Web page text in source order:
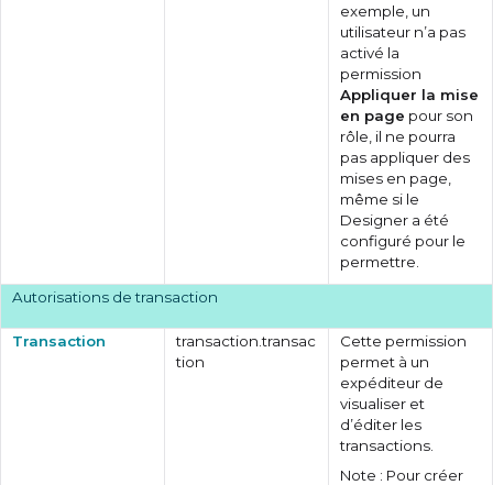
exemple, un
utilisateur n’a pas
activé la
permission
Appliquer la mise
en page pour son
rôle, il ne pourra
pas appliquer des
mises en page,
même si le
Designer a été
configuré pour le
permettre.
Autorisations de transaction
Transaction
transaction.transac
tion
Cette permission
permet à un
expéditeur de
visualiser et
d’éditer les
transactions.
Note : Pour créer